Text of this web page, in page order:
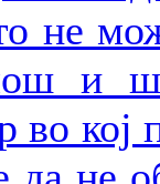
не
и
во кој